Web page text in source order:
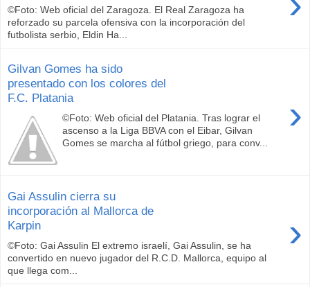
©Foto: Web oficial del Zaragoza. El Real Zaragoza ha
reforzado su parcela ofensiva con la incorporación del
futbolista serbio, Eldin Ha...
Gilvan Gomes ha sido
presentado con los colores del
F.C. Platania
›
©Foto: Web oficial del Platania. Tras lograr el
ascenso a la Liga BBVA con el Eibar, Gilvan
Gomes se marcha al fútbol griego, para conv...
Gai Assulin cierra su
incorporación al Mallorca de
Karpin
›
©Foto: Gai Assulin El extremo israelí, Gai Assulin, se ha
convertido en nuevo jugador del R.C.D. Mallorca, equipo al
que llega com...